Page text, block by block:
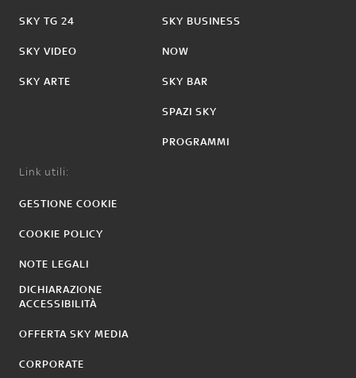
SKY TG 24
SKY VIDEO
SKY ARTE
SKY BUSINESS
NOW
SKY BAR
SPAZI SKY
PROGRAMMI
Link utili:
GESTIONE COOKIE
COOKIE POLICY
NOTE LEGALI
DICHIARAZIONE
ACCESSIBILITÀ
OFFERTA SKY MEDIA
CORPORATE